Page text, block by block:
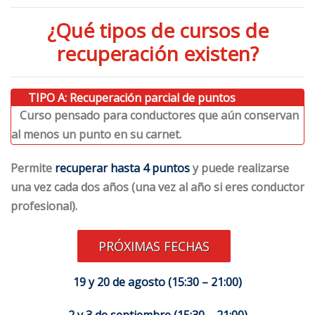
¿Qué tipos de cursos de
recuperación existen?
⠀TIPO A: Recuperación parcial de puntos
⠀Curso pensado para conductores que aún conservan
al menos un punto en su carnet.
Permite recuperar hasta 4 puntosy puede realizarse
una vez cada dos años (una vez al año si eres conductor
profesional).
PRÓXIMAS FECHAS
19 y 20 de agosto (15:30 – 21:00)